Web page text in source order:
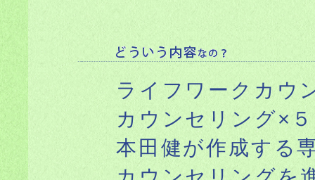
ライフワークカウ
カウンセリング×
本田健が作成する